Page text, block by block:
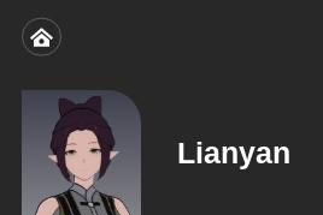
Lianyan